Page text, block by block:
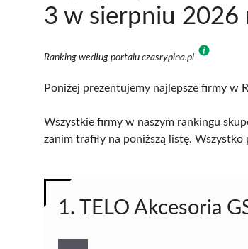
3 w sierpniu 2026
Ranking według portalu czasrypina.pl
Poniżej prezentujemy najlepsze firmy w
Wszystkie firmy w naszym rankingu
zanim trafiły na poniższą listę.
1. TELO Akcesoria